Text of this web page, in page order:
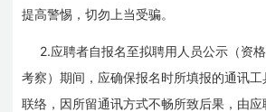
提高警惕，切勿上当受骗。
2.应聘者自报名至拟聘用人员公示（资
考察）期间，应确保报名时所填报的通讯
联络，因所留通讯方式不畅所致后果，由应